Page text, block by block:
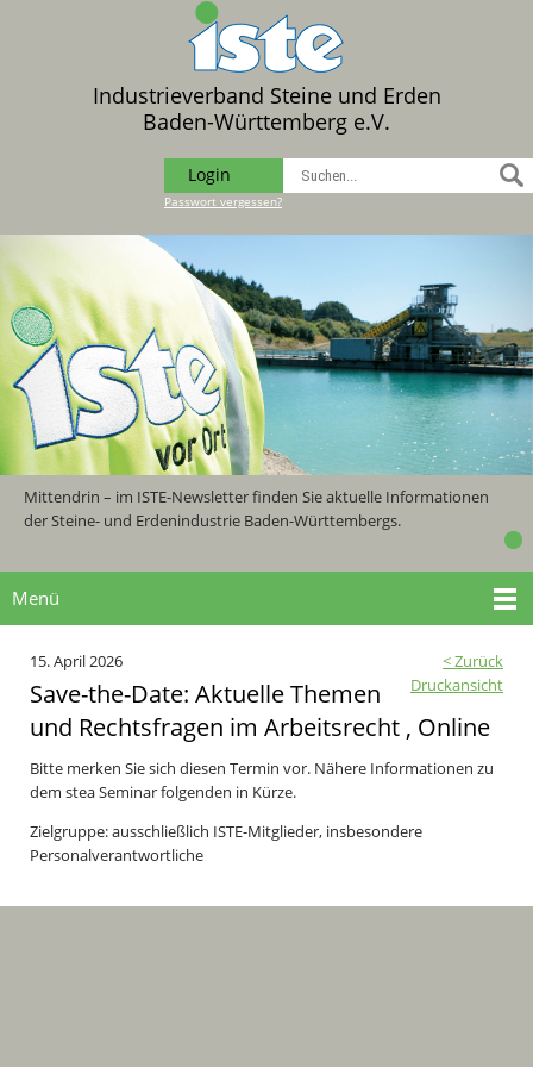
Industrieverband Steine und Erden
Baden-Württemberg e.V.
Login
Passwort vergessen?
Mittendrin – im ISTE-Newsletter finden Sie aktuelle Informationen
der Steine- und Erdenindustrie Baden-Württembergs.
Menü
< Zurück
Druckansicht
15. April 2026
Save-the-Date: Aktuelle Themen
und Rechtsfragen im Arbeitsrecht , Online
Bitte merken Sie sich diesen Termin vor. Nähere Informationen zu
dem stea Seminar folgenden in Kürze.
Zielgruppe: ausschließlich ISTE-Mitglieder, insbesondere
Personalverantwortliche